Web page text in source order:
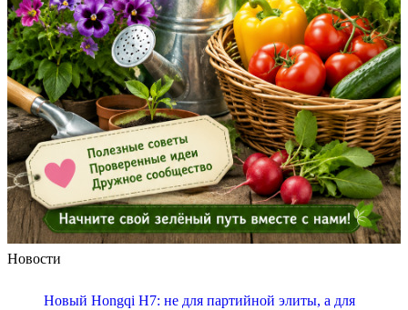
Новости
Новый Hongqi H7: не для партийной элиты, а для